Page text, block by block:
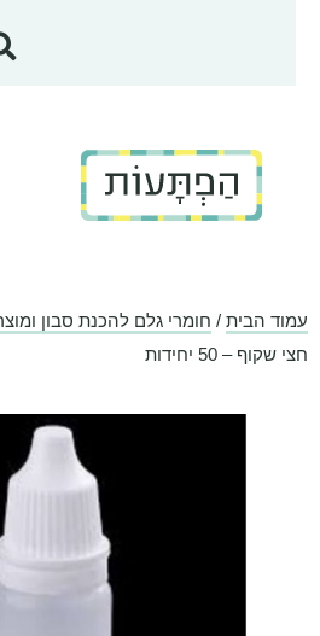
הבית/חומרי גלם להכנת סבון ומוצרי
שקוף – 50 יחידות